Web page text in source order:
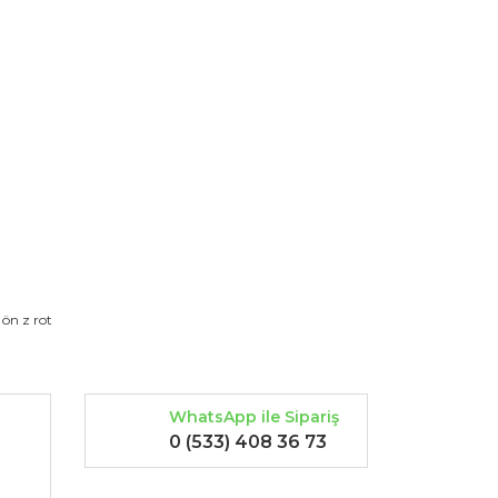
tarafımıza iletebilirsiniz.
z rot
WhatsApp ile Sipariş
0 (533) 408 36 73